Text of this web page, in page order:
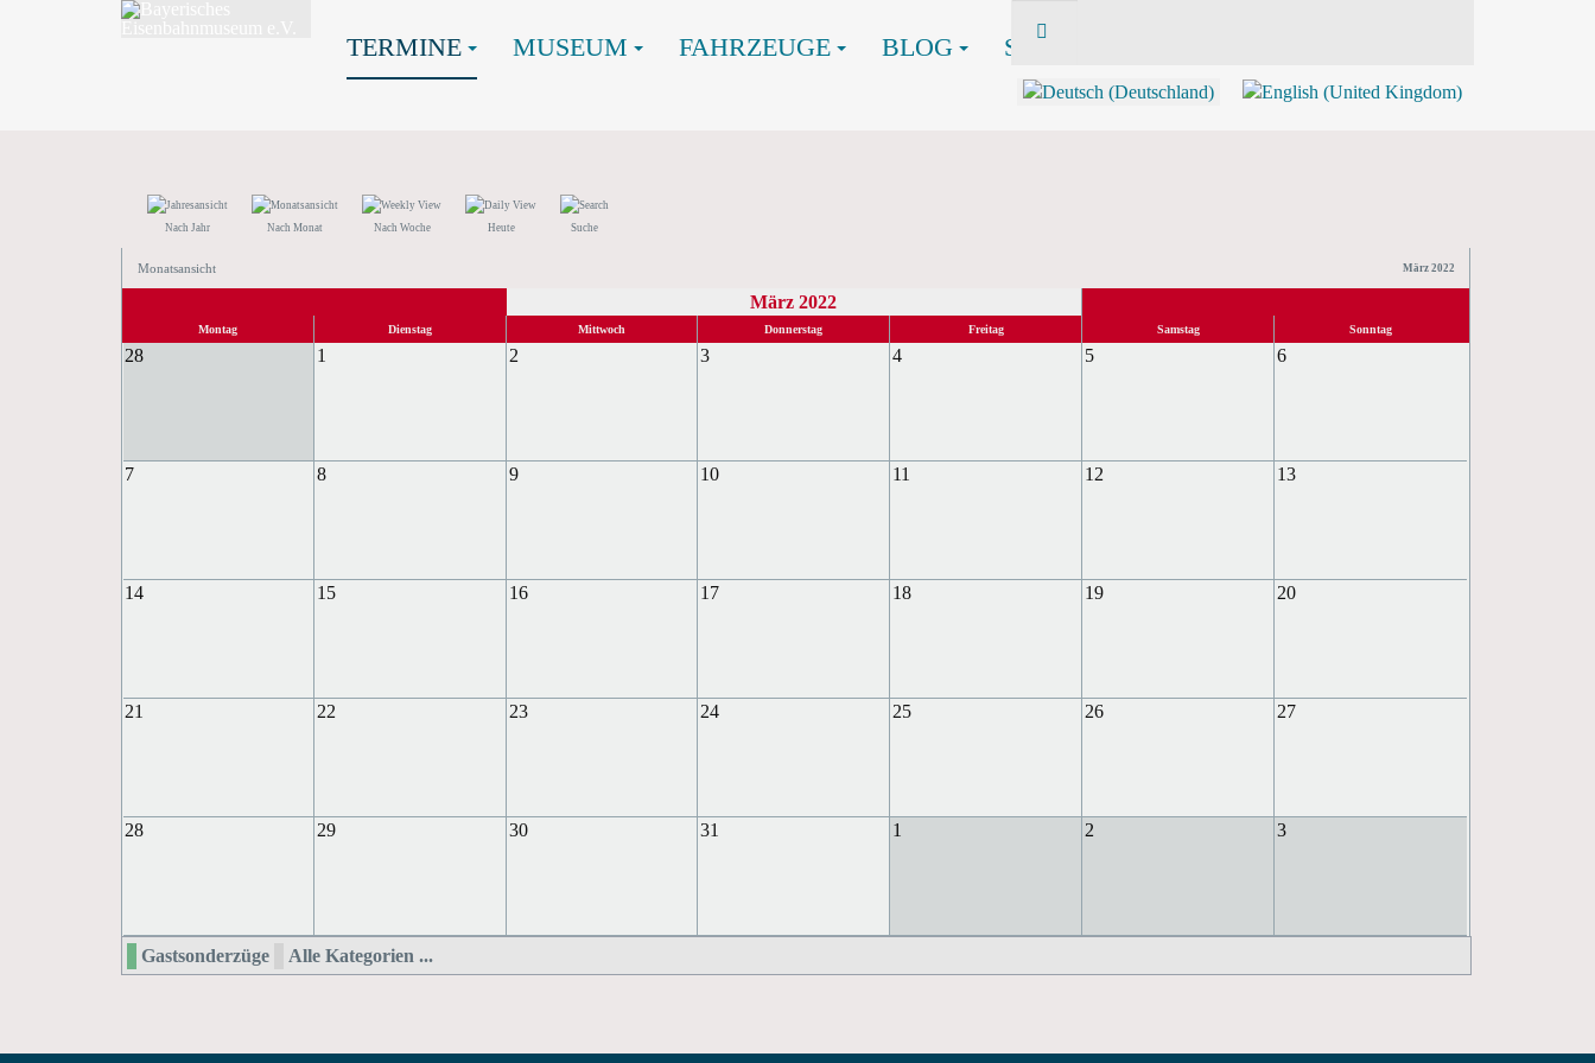
TERMINE MUSEUM FAHRZEUGE BLOG SHOP
Nach Jahr Nach Monat Nach Woche Heute Suche
Monatsansicht März 2022
März 2022
Montag Dienstag Mittwoch Donnerstag Freitag Samstag Sonntag
28 1 2 3 4 5 6
7 8 9 10 11 12 13
14 15 16 17 18 19 20
21 22 23 24 25 26 27
28 29 30 31 1 2 3
Gastsonderzüge Alle Kategorien ...